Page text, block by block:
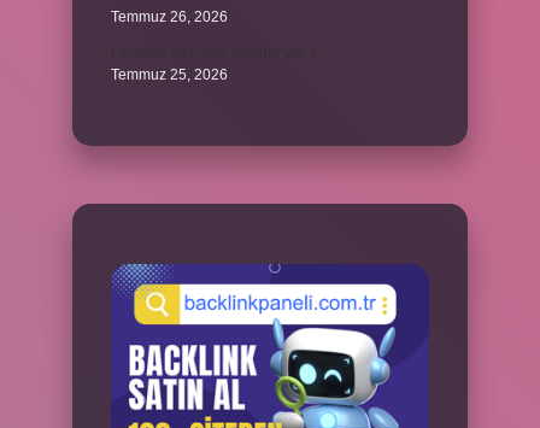
Temmuz 26, 2026
Temmuz 25, 2026